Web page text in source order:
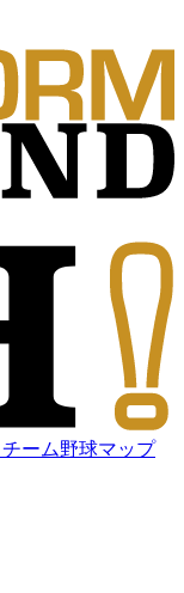
チーム野球マップ